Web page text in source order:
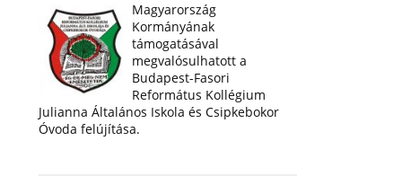
Magyarország
Kormányának
támogatásával
megvalósulhatott a
Budapest-Fasori
Református Kollégium
Julianna Általános Iskola és Csipkebokor
Óvoda felújítása.